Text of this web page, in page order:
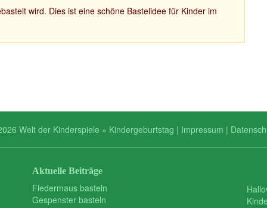
wird. Dies ist eine schöne Bastelidee für Kinder im
Welt der Kinderspiele » Kindergeburtstag | Impressum |
Aktuelle Beiträge
Fledermaus basteln
Gespenster basteln